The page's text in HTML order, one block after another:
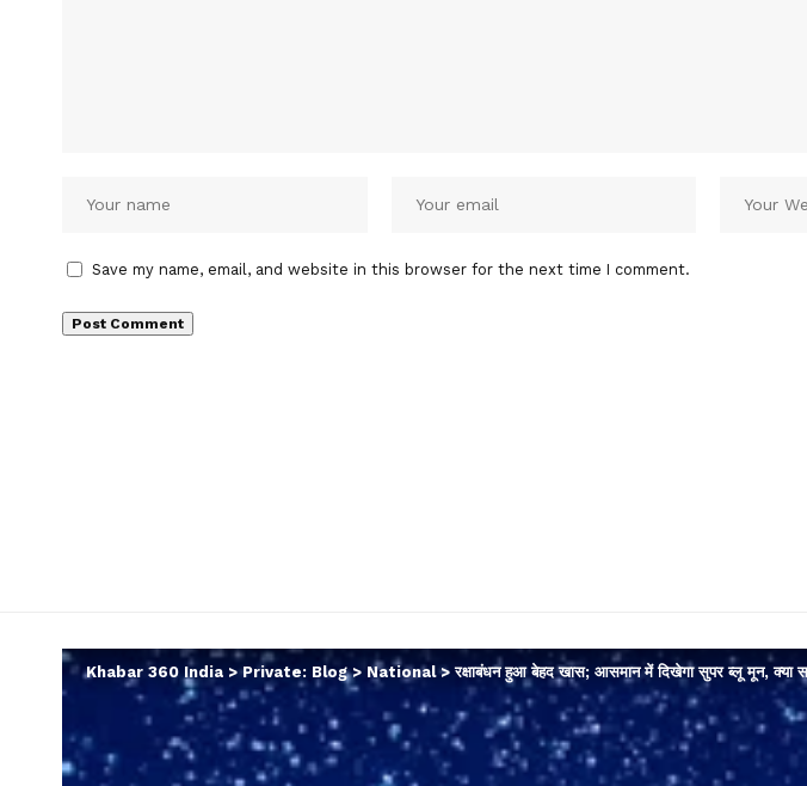
Save my name, email, and website in this browser for the next time I comment.
Khabar 360 India >Private: Blog> National>रक्षाबंधन हुआ बेहद खास; आसमान में दिखेगा सुपर ब्लू मून, क्या